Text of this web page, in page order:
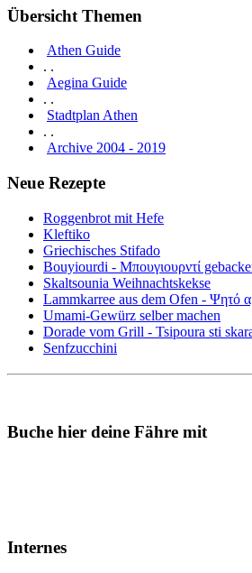
Übersicht Themen
Athen Guide
. .
Aegina Guide
. .
Stadtplan Athen
. .
Archive 2004 - 2019
Neue Rezepte
Roggenbrot mit Hefe
Kleftiko
Griechisches Stifado
Bouyiourdi - Μπουγιουρντί
Skaltsounia Weihnachtskekse
Lammkarree aus dem Ofen - Ψητό
Umami-Gewürz selber machen
Dorade vom Grill - Tsipoura sti
Senfzucchini
Buche hier deine Fähre mit
Internes